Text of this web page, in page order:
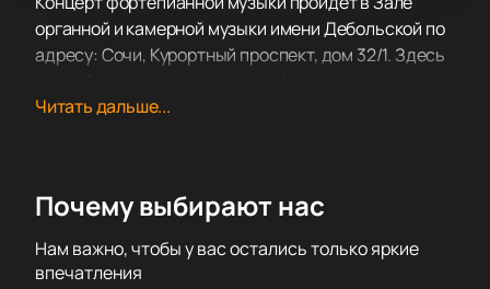
органной и камерной музыки имени Дебольской по
адресу: Сочи, Курортный проспект, дом 32/1. Здесь
отличные условия для выступлений.
государственную консерваторию имени П.И.
Чайковского и получил награды на международных
конкурсах. Его игра полностью погружает публику в
музыку. Артист отличается особой манерой и ярко
Читать дальше...
Почему выбирают нас
Нам важно, чтобы у вас остались только яркие
впечатления